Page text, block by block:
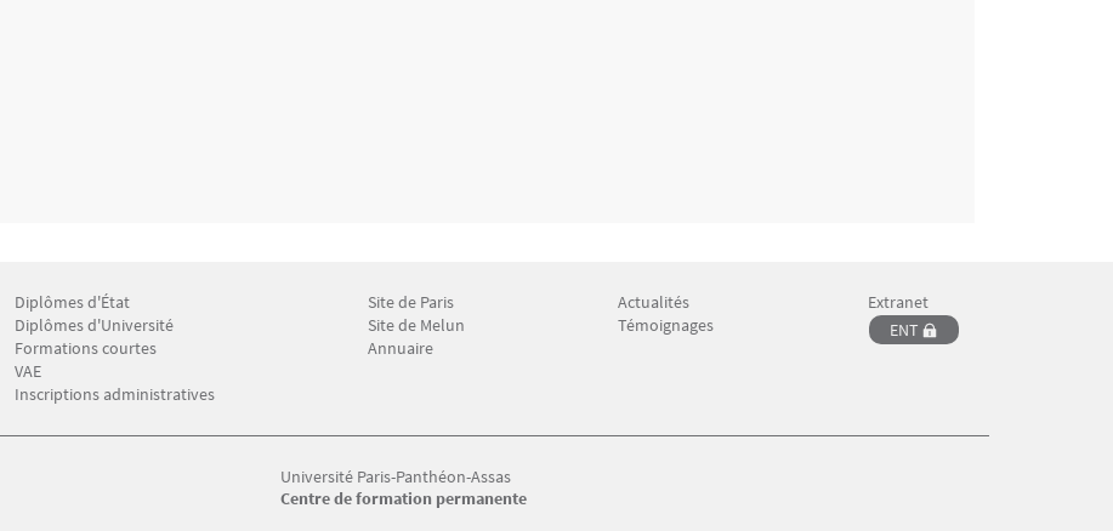
Menu Footer CFP 2
Diplômes d'État
Diplômes d'Université
Formations courtes
VAE
Inscriptions administratives
Menu Footer CFP 3
Site de Paris
Site de Melun
Annuaire
Menu Footer CFP 4
Actualités
Témoignages
Menu Footer CFP 5
Extranet
ENT
Université Paris-Panthéon-Assas
Centre de formation permanente